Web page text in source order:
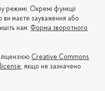
режимі. Окремі функції
маєте зауваження або
нам: Форма зворотного
Creative Commons
, якщо не зазначено